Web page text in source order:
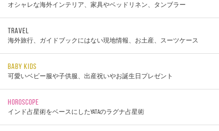
オシャレな海外インテリア、家具やベッドリネン、タンブラー
TRAVEL
海外旅行、ガイドブックにはない現地情報、お土産、スーツケース
BABY KIDS
可愛いベビー服や子供服、出産祝いやお誕生日プレゼント
HOROSCOPE
インド占星術をベースにしたYATAのラグナ占星術